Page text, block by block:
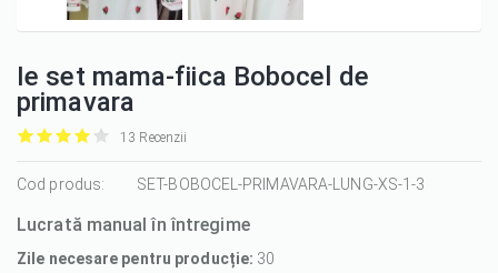
Ie set mama-fiica Bobocel de
primavara
it
1/5
it
2/5
it
3/5
it
4/5
it
5/5
13 Recenzii
Cod produs: SET-BOBOCEL-PRIMAVARA-LUNG-XS-1-3
Lucrată manual în întregime
Zile necesare pentru producție: 30